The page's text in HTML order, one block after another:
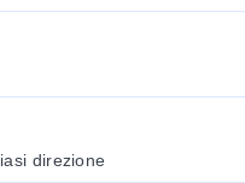
direzione